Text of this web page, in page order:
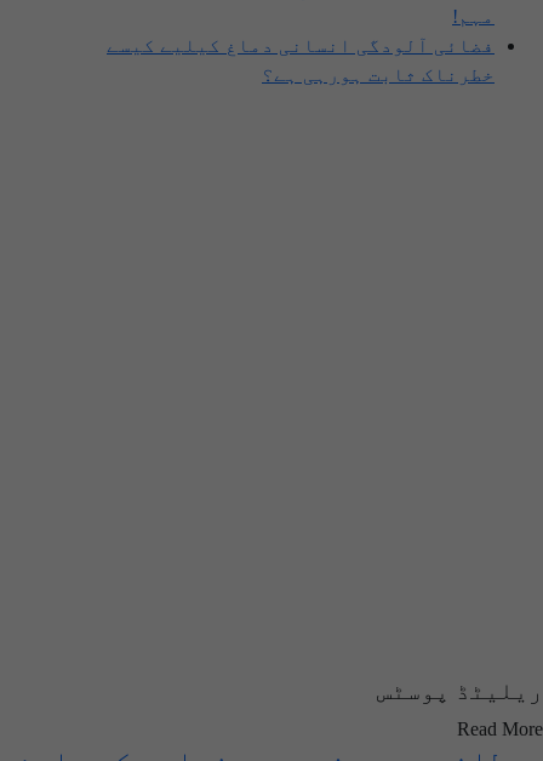
مہم!
فضائی آلودگی انسانی دماغ کیلیے کیسے
خطرناک ثابت ہورہی ہے؟
ریلیٹڈ پوسٹس
Read More